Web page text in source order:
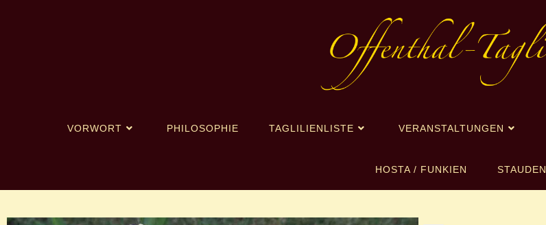
VORWORT PHILOSOPHIE TAGLILIENLISTE VERANSTALTUNGEN
HOSTA / FUNKIEN STAUDEN